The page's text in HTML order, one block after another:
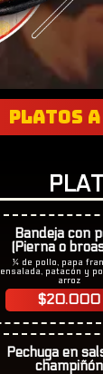
PLATOS
Bandeja con
(Pierna o
¼ de pollo, papa
ensalada, patacón y
arroz
$20.000
Pechuga en
champiñón